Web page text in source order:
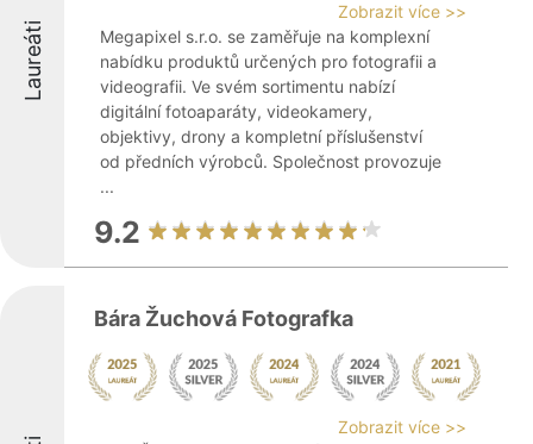
Laureáti
Zobrazit více >>
Megapixel s.r.o. se zaměřuje na komplexní
nabídku produktů určených pro fotografii a
videografii. Ve svém sortimentu nabízí
digitální fotoaparáty, videokamery,
objektivy, drony a kompletní příslušenství
od předních výrobců. Společnost provozuje
...
9.2
Bára Žuchová Fotografka
Zobrazit více >>